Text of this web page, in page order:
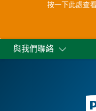
按一下此處查
與我們聯絡